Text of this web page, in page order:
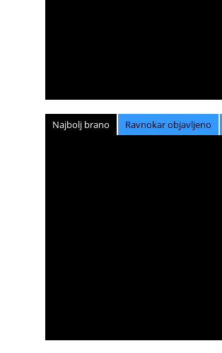
Najbolj brano Ravnokar objavljeno